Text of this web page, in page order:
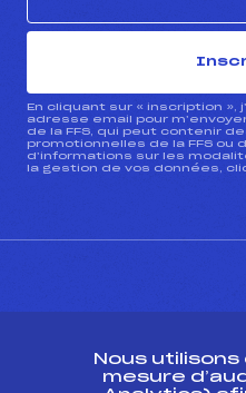
En cliquant sur « inscription »,
adresse email pour
de la FFS, qui peut contenir
promotionnelles de la FFS ou
d’informations sur les
la gestion de vos données,
ESPACE PRESSE
Nous
mesure